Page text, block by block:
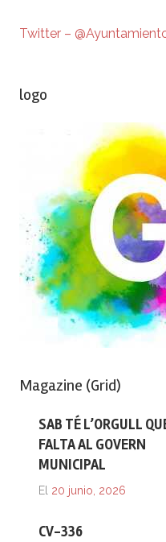
Twitter –
logo
Magazine (Grid)
SAB TÉ L’ORGULL
FALTA AL GOVERN
MUNICIPAL
El 20 junio, 2026
CV-336